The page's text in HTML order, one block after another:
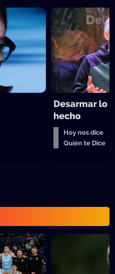
Desarmar lo
hecho
Hoy nos dice
Quién te Dice